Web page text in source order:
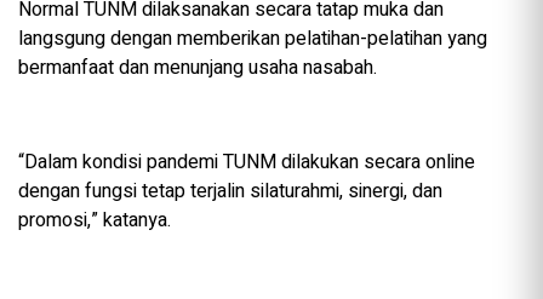
Normal TUNM dilaksanakan secara tatap muka dan
langsgung dengan memberikan pelatihan-pelatihan yang
bermanfaat dan menunjang usaha nasabah.
“Dalam kondisi pandemi TUNM dilakukan secara online
dengan fungsi tetap terjalin silaturahmi, sinergi, dan
promosi,” katanya.